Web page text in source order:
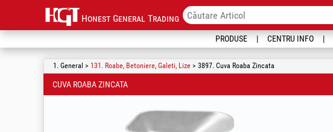
Honest General Trading
PRODUSE CENTRU INFO
1. General > 131. Roabe, Betoniere, Galeti, Lize > 3897. Cuva Roaba Zincata
CUVA ROABA ZINCATA